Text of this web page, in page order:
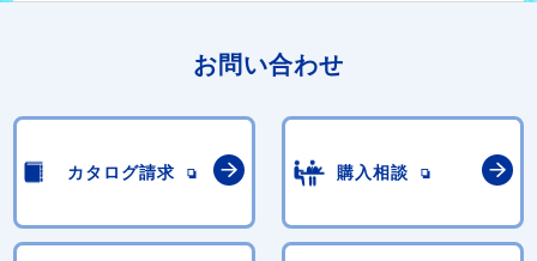
お問い合わせ
カタログ請求 購入相談